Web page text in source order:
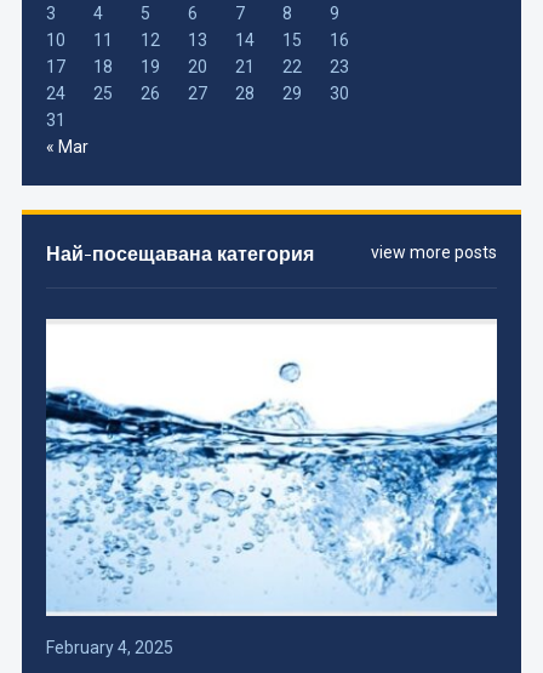
3
4 5 6 7 8
9
10
11 12 13 14 15
16
17
18 19 20 21 22
23
24
25 26 27 28 29
30
31
« Mar
view more posts
Най-посещавана категория
February 4, 2025